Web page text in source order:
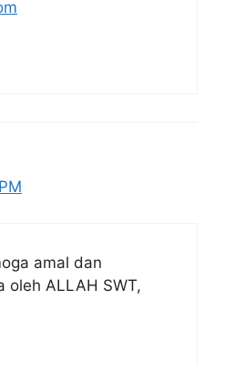
amal dan
oleh ALLAH SWT,